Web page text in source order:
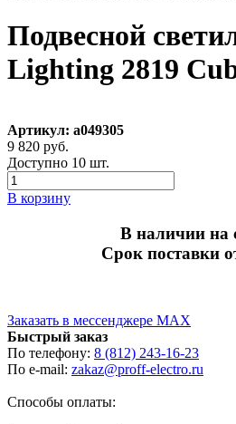
Подвесной
Lighting 2819
Артикул: a049305
9 820 руб.
Доступно 10 шт.
В корзину
В наличии на
Срок поставки
Заказать в мессенджере MAX
Быстрый заказ
По телефону: 8 (812) 243-16-23
По e-mail: zakaz@proff-electro.ru
Способы оплаты: